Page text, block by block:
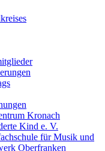
Kronach
Kind e. V.
für Musik und
Oberfranken